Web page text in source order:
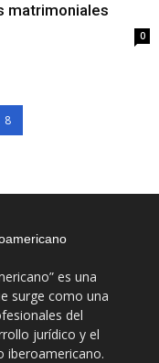
matrimoniales
0
8
es una
surge como una
del
jurídico y el
iberoamericano.